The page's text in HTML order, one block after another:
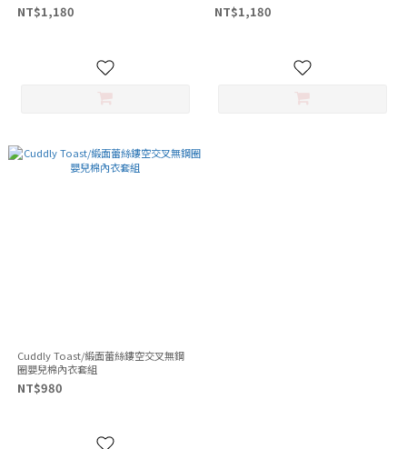
NT$1,180 NT$1,180
Cuddly Toast/緞面蕾絲鏤空交叉無鋼
圈嬰兒棉內衣套組
NT$980